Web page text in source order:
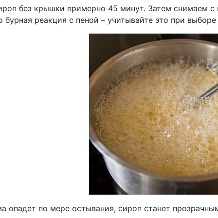
без крышки примерно 45 минут. Затем снимаем
бурная реакция с пеной – учитывайте это при
опадет по мере остывания, сироп станет